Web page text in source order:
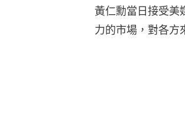
黃仁勳當日接受美
力的市場，對各方